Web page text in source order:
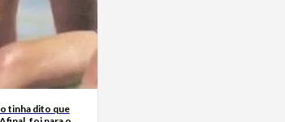
tinha dito que